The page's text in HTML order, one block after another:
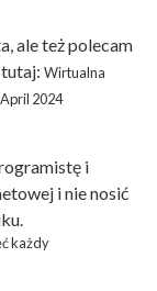
ale też polecam
Wirtualna
2024
i
i nie nosić
każdy